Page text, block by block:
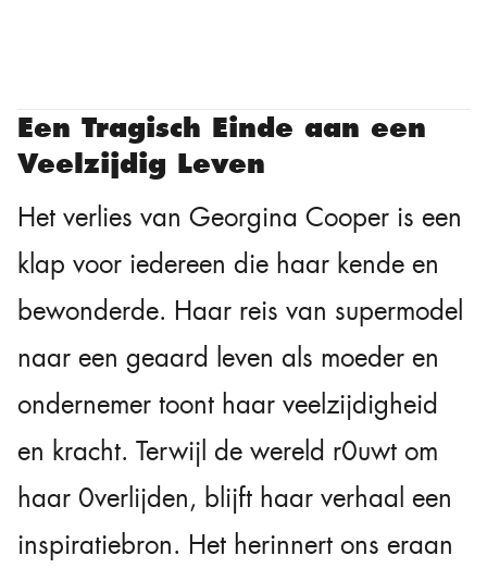
Een Tragisch Einde aan een
Veelzijdig Leven
Het verlies van Georgina Cooper is een
klap voor iedereen die haar kende en
bewonderde. Haar reis van supermodel
naar een geaard leven als moeder en
ondernemer toont haar veelzijdigheid
en kracht. Terwijl de wereld r0uwt om
haar 0verlijden, blijft haar verhaal een
inspiratiebron. Het herinnert ons eraan